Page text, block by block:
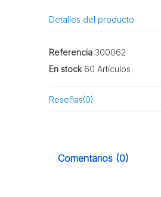
Detalles del producto
Referencia 300062
En stock 60 Artículos
Reseñas(0)
Comentarios (0)